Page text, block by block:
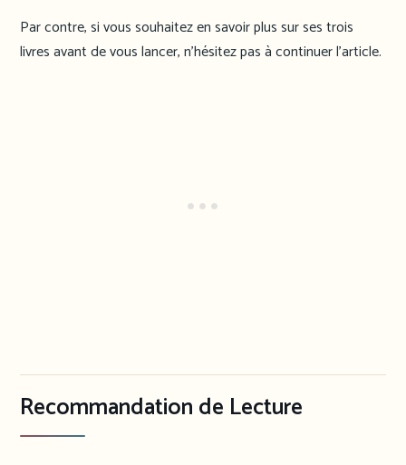
Par contre, si vous souhaitez en savoir plus sur ses trois
livres avant de vous lancer, n’hésitez pas à continuer l’article.
Recommandation de Lecture